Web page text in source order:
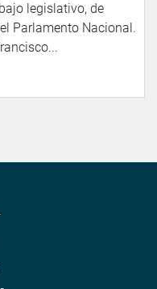
legislativo, de
Parlamento Nacional.